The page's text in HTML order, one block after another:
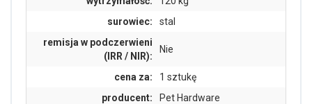
surowiec:
stal
remisja w podczerwieni
(IRR / NIR):
Nie
cena za:
1 sztukę
producent:
Pet Hardware